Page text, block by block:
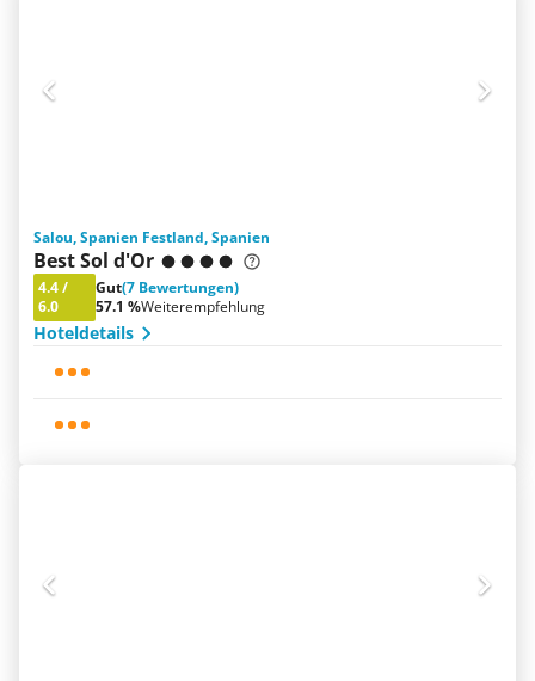
Salou, Spanien Festland, Spanien
Best Sol d'Or
4.4/
6.0
Gut(7 Bewertungen)
57.1 %Weiterempfehlung
Hoteldetails